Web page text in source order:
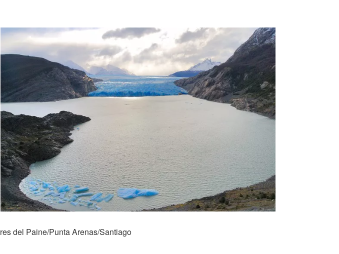
del Paine/Punta Arenas/Santiago